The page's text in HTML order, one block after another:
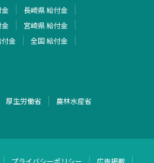
長崎県 給付金
宮崎県 給付金
金
全国 給付金
厚生労働省 農林水産省
プライバシーポリシー
広告掲載